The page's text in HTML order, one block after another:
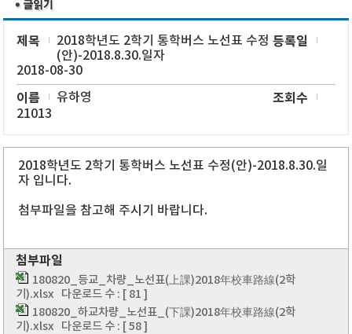
제목
2018학년도 2학기 통학버스 노선표 수정
(안)-2018.8.30.일자
등록일
2018-08-30
이름 유하영 조회수
21013
2018학년도 2학기 통학버스 노선표 수정(안)-2018.8.30.일
자 입니다.
첨부파일을 참고해 주시기 바랍니다.
첨부파일
180820_등교_차량_노선표(上課)2018年校車路線(2학
기).xlsx 다운로드 수 : [ 81 ]
180820_하교차량_노선표_(下課)2018年校車路線(2학
기).xlsx 다운로드 수 : [ 58 ]